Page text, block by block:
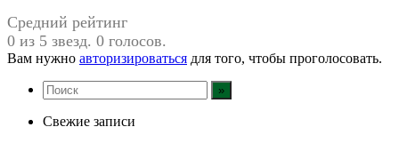
Средний рейтинг
0 из 5 звезд. 0 голосов.
Вам нужно авторизироваться для того, чтобы проголосовать.
Свежие записи